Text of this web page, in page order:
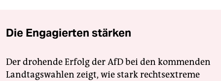
Die Engagierten stärken
Der drohende Erfolg der AfD bei den kommenden
Landtagswahlen zeigt, wie stark rechtsextreme